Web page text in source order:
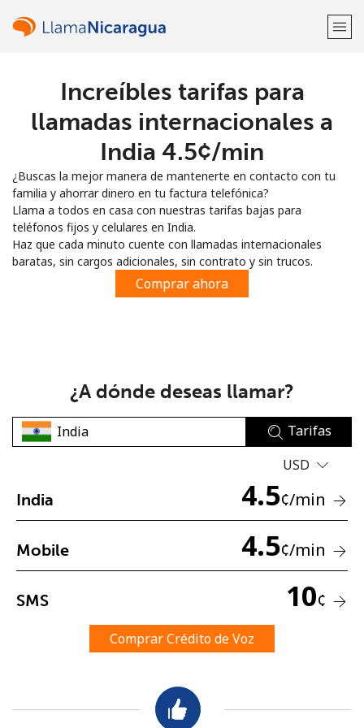
¡Bienvenido!
Regístrate con
o
No se ha creado una contraseña
Mínimo 8 caracteres
Un número
Un caracter especial
Mantente en contacto para recibir nuestras mejores
ofertas.
Increíbles tarifas para
llamadas internacionales a
India ⁦4.5¢⁩/min
¿Buscas la mejor manera de mantenerte en contacto con tu
familia y ahorrar dinero en tu factura telefónica?
Llama a todos en casa con nuestras tarifas bajas para
teléfonos fijos y celulares en India.
Haz que cada minuto cuente con llamadas internacionales
baratas, sin cargos adicionales, sin contrato y sin trucos.
Comprar ahora
¿A dónde deseas llamar?
Tarifas
USD
India 4.5¢/min
Mobile 4.5¢/min
SMS 10¢
Comprar Crédito de Voz